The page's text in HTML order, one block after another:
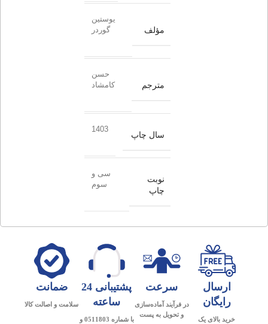
مؤلف
یوستین
گوردر
مترجم
حسن
کامشاد
سال چاپ
1403
نوبت
چاپ
سی و
سوم
ارسال
رایگان
خرید بالای یک
سرعت
در فرآیند آماده‌سازی
و تحویل به پست
پشتیبانی 24
ساعته
با شماره 0511803 و
ضمانت
سلامت و اصالت کالا